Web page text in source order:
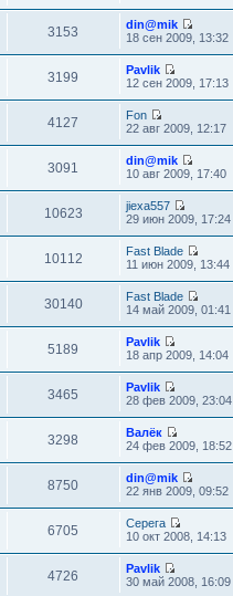
3153
din@mik
18 сен 2009, 13:32
3199
Pavlik
12 сен 2009, 17:13
4127
Fon
22 авг 2009, 12:17
3091
din@mik
10 авг 2009, 17:40
10623
jiexa557
29 июн 2009, 17:24
10112
Fast Blade
11 июн 2009, 13:44
30140
Fast Blade
14 май 2009, 01:41
5189
Pavlik
18 апр 2009, 14:04
3465
Pavlik
28 фев 2009, 23:04
3298
Валёк
24 фев 2009, 18:52
8750
din@mik
22 янв 2009, 09:52
6705
Серега
10 окт 2008, 14:13
4726
Pavlik
30 май 2008, 16:09